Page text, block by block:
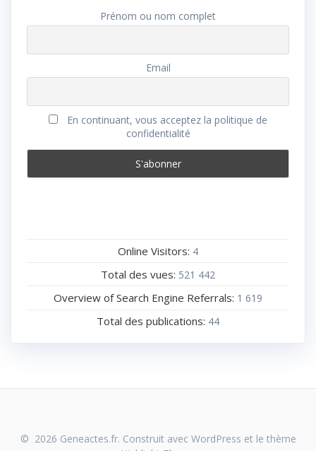
Prénom ou nom complet
Email
En continuant, vous acceptez la politique de
confidentialité
Online Visitors: 4
Total des vues: 521 442
Overview of Search Engine Referrals: 1 619
Total des publications: 44
© 2026 Geneactes.fr. Construit avec WordPress et le thème